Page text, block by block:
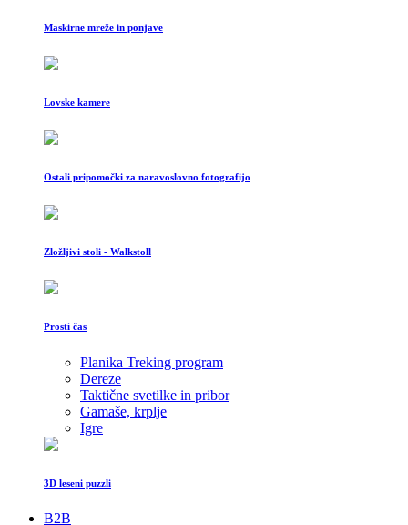
Maskirne mreže in ponjave
Lovske kamere
Ostali pripomočki za naravoslovno fotografijo
Zložljivi stoli - Walkstoll
Prosti čas
Planika Treking program
Dereze
Taktične svetilke in pribor
Gamaše, krplje
Igre
3D leseni puzzli
B2B